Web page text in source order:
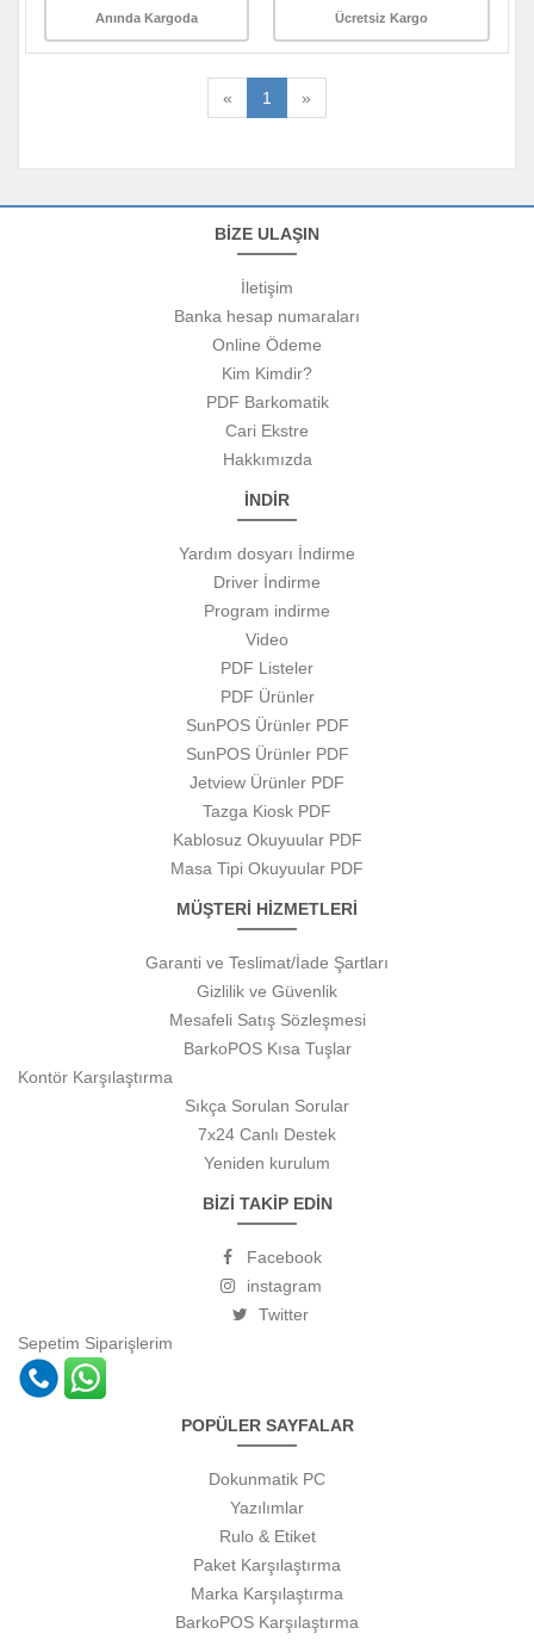
Anında Kargoda Ücretsiz Kargo
« 1 »
BİZE ULAŞIN
İletişim
Banka hesap numaraları
Online Ödeme
Kim Kimdir?
PDF Barkomatik
Cari Ekstre
Hakkımızda
İNDİR
Yardım dosyarı İndirme
Driver İndirme
Program indirme
Video
PDF Listeler
PDF Ürünler
SunPOS Ürünler PDF
SunPOS Ürünler PDF
Jetview Ürünler PDF
Tazga Kiosk PDF
Kablosuz Okuyuular PDF
Masa Tipi Okuyuular PDF
MÜŞTERİ HİZMETLERİ
Garanti ve Teslimat/İade Şartları
Gizlilik ve Güvenlik
Mesafeli Satış Sözleşmesi
BarkoPOS Kısa Tuşlar
Kontör Karşılaştırma
Sıkça Sorulan Sorular
7x24 Canlı Destek
Yeniden kurulum
BİZİ TAKİP EDİN
Facebook
instagram
Twitter
Sepetim Siparişlerim
POPÜLER SAYFALAR
Dokunmatik PC
Yazılımlar
Rulo & Etiket
Paket Karşılaştırma
Marka Karşılaştırma
BarkoPOS Karşılaştırma